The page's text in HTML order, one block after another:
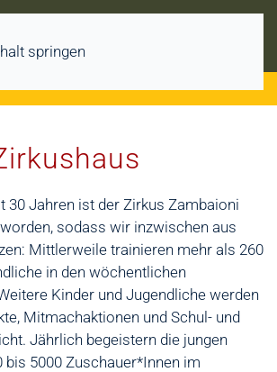
springen
30 Jahren ist der Zirkus Zambaioni
sodass wir inzwischen aus
Mittlerweile trainieren mehr als 260
in den wöchentlichen
Kinder und Jugendliche werden
Mitmachaktionen und Schul- und
Jährlich begeistern die jungen
bis 5000 Zuschauer*Innen im